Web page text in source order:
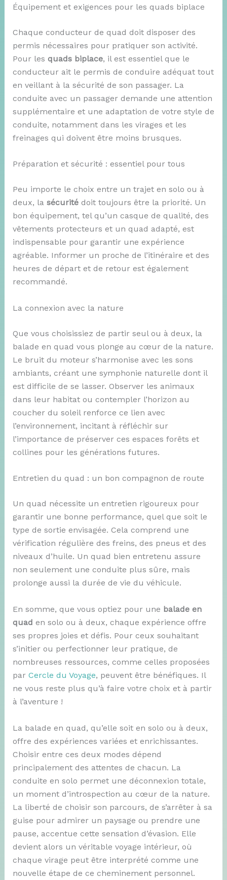
Équipement et exigences pour les quads biplace
Chaque conducteur de quad doit disposer des
permis nécessaires pour pratiquer son activité.
Pour les quads biplace, il est essentiel que le
conducteur ait le permis de conduire adéquat tout
en veillant à la sécurité de son passager. La
conduite avec un passager demande une attention
supplémentaire et une adaptation de votre style de
conduite, notamment dans les virages et les
freinages qui doivent être moins brusques.
Préparation et sécurité : essentiel pour tous
Peu importe le choix entre un trajet en solo ou à
deux, la sécuritédoit toujours être la priorité. Un
bon équipement, tel qu’un casque de qualité, des
vêtements protecteurs et un quad adapté, est
indispensable pour garantir une expérience
agréable. Informer un proche de l’itinéraire et des
heures de départ et de retour est également
recommandé.
La connexion avec la nature
Que vous choisissiez de partir seul ou à deux, la
balade en quad vous plonge au cœur de la nature.
Le bruit du moteur s’harmonise avec les sons
ambiants, créant une symphonie naturelle dont il
est difficile de se lasser. Observer les animaux
dans leur habitat ou contempler l’horizon au
coucher du soleil renforce ce lien avec
l’environnement, incitant à réfléchir sur
l’importance de préserver ces espaces forêts et
collines pour les générations futures.
Entretien du quad : un bon compagnon de route
Un quad nécessite un entretien rigoureux pour
garantir une bonne performance, quel que soit le
type de sortie envisagée. Cela comprend une
vérification régulière des freins, des pneus et des
niveaux d’huile. Un quad bien entretenu assure
non seulement une conduite plus sûre, mais
prolonge aussi la durée de vie du véhicule.
En somme, que vous optiez pour une balade en
quad en solo ou à deux, chaque expérience offre
ses propres joies et défis. Pour ceux souhaitant
s’initier ou perfectionner leur pratique, de
nombreuses ressources, comme celles proposées
par Cercle du Voyage, peuvent être bénéfiques. Il
ne vous reste plus qu’à faire votre choix et à partir
à l’aventure !
La balade en quad, qu’elle soit en solo ou à deux,
offre des expériences variées et enrichissantes.
Choisir entre ces deux modes dépend
principalement des attentes de chacun. La
conduite en solo permet une déconnexion totale,
un moment d’introspection au cœur de la nature.
La liberté de choisir son parcours, de s’arrêter à sa
guise pour admirer un paysage ou prendre une
pause, accentue cette sensation d’évasion. Elle
devient alors un véritable voyage intérieur, où
chaque virage peut être interprété comme une
nouvelle étape de ce cheminement personnel.